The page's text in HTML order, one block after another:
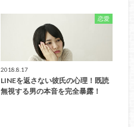
恋愛
2018.8.17
LINEを返さない彼氏の心理！既読
無視する男の本音を完全暴露！